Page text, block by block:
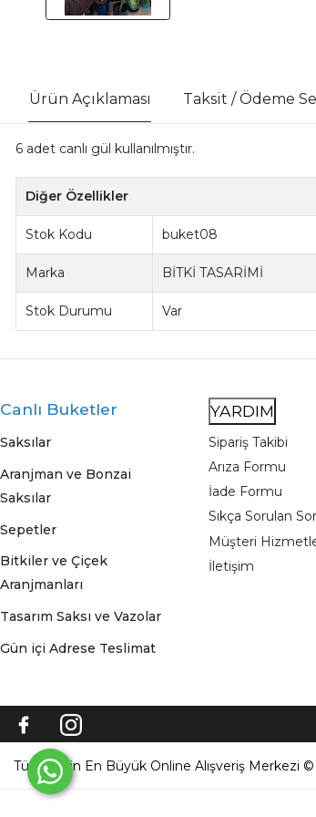
Ürün Açıklaması Taksit / Ödeme
6 adet canlı gül kullanılmıştır.
Diğer Özellikler
Stok Kodu buket08
Marka BİTKİ TASARİMİ
Stok Durumu Var
Canlı Buketler
Saksılar
Aranjman ve Bonzai
Saksılar
Sepetler
Bitkiler ve Çiçek
Aranjmanları
Tasarım Saksı ve Vazolar
Gün içi Adrese Teslimat
YARDIM
Sipariş Takibi
Arıza Formu
İade Formu
Sıkça Sorulan
Müşteri
İletişim
Türkiye'nin En Büyük Online Alışveriş Merkezi